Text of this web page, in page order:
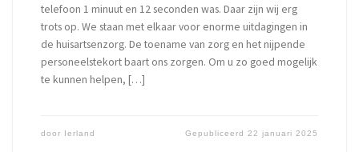
telefoon 1 minuut en 12 seconden was. Daar zijn wij erg
trots op. We staan met elkaar voor enorme uitdagingen in
de huisartsenzorg. De toename van zorg en het nijpende
personeelstekort baart ons zorgen. Om u zo goed mogelijk
te kunnen helpen, […]
door Ierland Gepubliceerd22 januari 2025